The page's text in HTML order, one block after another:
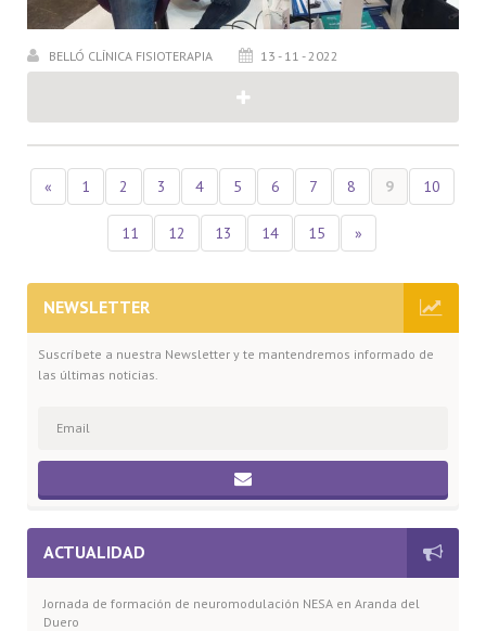
BELLÓ CLÍNICA FISIOTERAPIA 13 - 11 - 2022
« 1 2 3 4 5 6 7 8 9 10
11 12 13 14 15 »
NEWSLETTER
Suscríbete a nuestra Newsletter y te mantendremos informado de
las últimas noticias.
ACTUALIDAD
Jornada de formación de neuromodulación NESA en Aranda del
Duero